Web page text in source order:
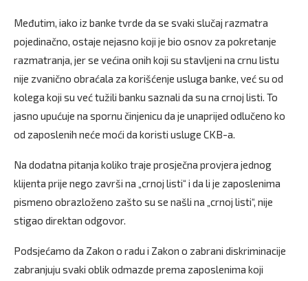
Međutim, iako iz banke tvrde da se svaki slučaj razmatra
pojedinačno, ostaje nejasno koji je bio osnov za pokretanje
razmatranja, jer se većina onih koji su stavljeni na crnu listu
nije zvanično obraćala za korišćenje usluga banke, već su od
kolega koji su već tužili banku saznali da su na crnoj listi. To
jasno upućuje na spornu činjenicu da je unaprijed odlučeno ko
od zaposlenih neće moći da koristi usluge CKB-a.
Na dodatna pitanja koliko traje prosječna provjera jednog
klijenta prije nego završi na „crnoj listi“ i da li je zaposlenima
pismeno obrazloženo zašto su se našli na „crnoj listi“, nije
stigao direktan odgovor.
Podsjećamo da Zakon o radu i Zakon o zabrani diskriminacije
zabranjuju svaki oblik odmazde prema zaposlenima koji